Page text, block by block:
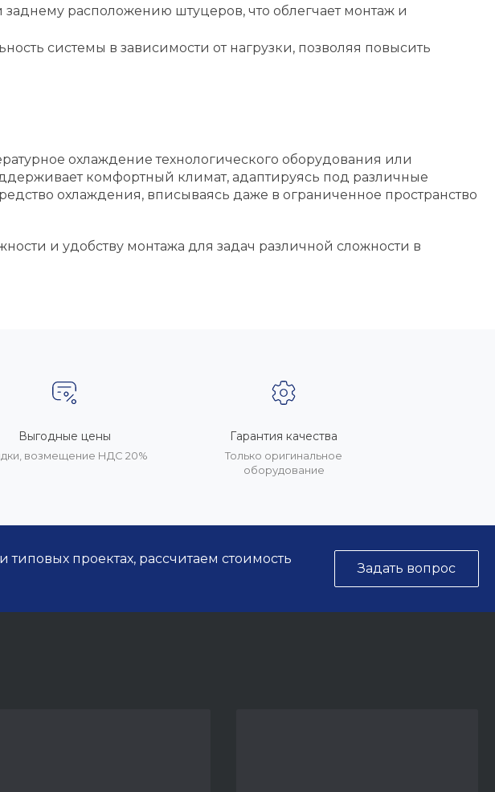
расположению штуцеров, что облегчает монтаж и
системы в зависимости от нагрузки, позволяя повысить
охлаждение технологического оборудования или
комфортный климат, адаптируясь под различные
охлаждения, вписываясь даже в ограниченное пространство
и удобству монтажа для задач различной сложности в
Выгодные цены
возмещение НДС 20%
Гарантия качества
Только оригинальное
оборудование
проектах, рассчитаем стоимость
Задать вопрос